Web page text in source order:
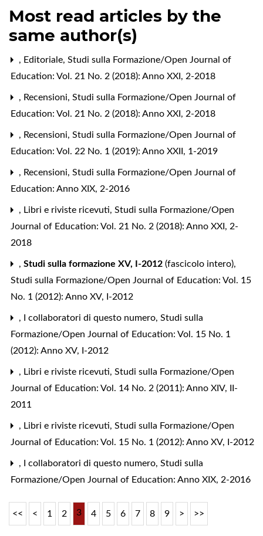
Most read articles by the
same author(s)
, Editoriale, Studi sulla Formazione/Open Journal of
Education: Vol. 21 No. 2 (2018): Anno XXI, 2-2018
, Recensioni, Studi sulla Formazione/Open Journal of
Education: Vol. 21 No. 2 (2018): Anno XXI, 2-2018
, Recensioni, Studi sulla Formazione/Open Journal of
Education: Vol. 22 No. 1 (2019): Anno XXII, 1-2019
, Recensioni, Studi sulla Formazione/Open Journal of
Education: Anno XIX, 2-2016
, Libri e riviste ricevuti, Studi sulla Formazione/Open
Journal of Education: Vol. 21 No. 2 (2018): Anno XXI, 2-
2018
, Studi sulla formazione XV, I-2012 (fascicolo intero),
Studi sulla Formazione/Open Journal of Education: Vol. 15
No. 1 (2012): Anno XV, I-2012
, I collaboratori di questo numero, Studi sulla
Formazione/Open Journal of Education: Vol. 15 No. 1
(2012): Anno XV, I-2012
, Libri e riviste ricevuti, Studi sulla Formazione/Open
Journal of Education: Vol. 14 No. 2 (2011): Anno XIV, II-
2011
, Libri e riviste ricevuti, Studi sulla Formazione/Open
Journal of Education: Vol. 15 No. 1 (2012): Anno XV, I-2012
, I collaboratori di questo numero, Studi sulla
Formazione/Open Journal of Education: Anno XIX, 2-2016
<< < 1 2 3 4 5 6 7 8 9 > >>